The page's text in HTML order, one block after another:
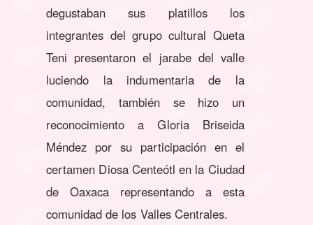
degustaban sus platillos los
integrantes del grupo cultural Queta
Teni presentaron el jarabe del valle
luciendo la indumentaria de la
comunidad, también se hizo un
reconocimiento a Gloria Briseida
Méndez por su participación en el
certamen Diosa Centeótl en la Ciudad
de Oaxaca representando a esta
comunidad de los Valles Centrales.